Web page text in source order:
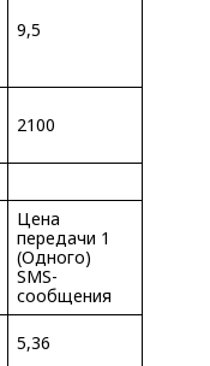
9,5
2100
Цена
передачи 1
(Одного)
SMS-
сообщения
5,36